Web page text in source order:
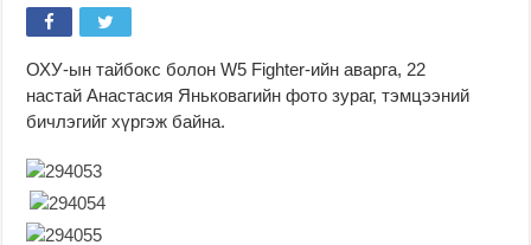
ОХУ-ын тайбокс болон W5 Fighter-ийн аварга, 22
настай Анастасия Яньковагийн фото зураг, тэмцээний
бичлэгийг хүргэж байна.